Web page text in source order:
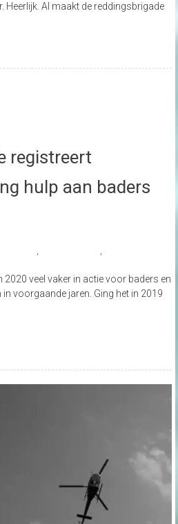
Heerlijk. Al maakt de reddingsbrigade
registreert
hulp aan baders
, ,
veel vaker in actie voor baders en
voorgaande jaren. Ging het in 2019